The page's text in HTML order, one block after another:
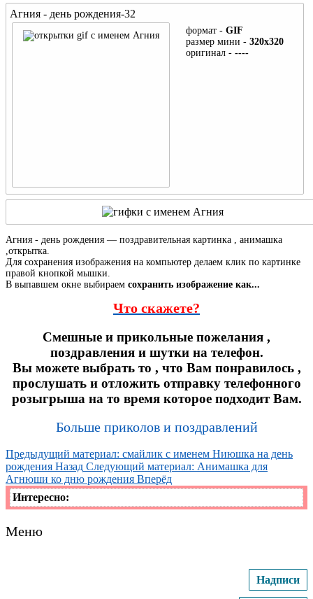
Ахмед- ДР
Антонина- ДР
Амелия- ДР
Анфиса- ДР
имя с буквы - Б
Беата- ДР
Белла- ДР
Богдана- ДР
Бьянка- ДР
Агния - день рождения-32
формат - GIF
размер мини - 320x320
оригинал - ----
Агния - день рождения — поздравительная картинка , анимашка
,открытка.
Для сохранения изображения на компьютер делаем клик по картинке
правой кнопкой мышки.
В выпавшем окне выбираем сохранить изображение как...
Что скажете?
Смешные и прикольные пожелания ,
поздравления и шутки на телефон.
Вы можете выбрать то , что Вам понравилось ,
прослушать и отложить отправку телефонного
розыгрыша на то время которое подходит Вам.
Больше приколов и поздравлений
Предыдущий материал: смайлик с именем Ниюшка на день
рождения Назад Следующий материал: Анимашка для
Агнюши ко дню рождения Вперёд
Интересно:
Меню
Надписи